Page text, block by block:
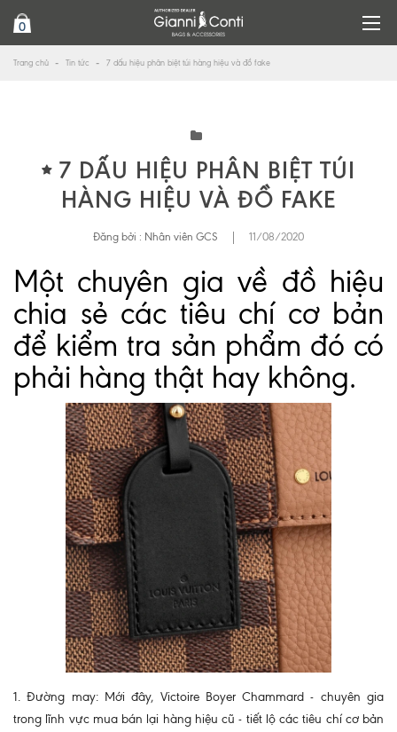
0
Trang chủ Tin tức 7 dấu hiệu phân biệt túi hàng hiệu và đồ fake
7 DẤU HIỆU PHÂN BIỆT TÚI
HÀNG HIỆU VÀ ĐỒ FAKE
Đăng bởi : Nhân viên GCS 11/08/2020
Một chuyên gia về đồ hiệu
chia sẻ các tiêu chí cơ bản
để kiểm tra sản phẩm đó có
phải hàng thật hay không.
1. Đường may: Mới đây, Victoire Boyer Chammard - chuyên gia
trong lĩnh vực mua bán lại hàng hiệu cũ - tiết lộ các tiêu chí cơ bản